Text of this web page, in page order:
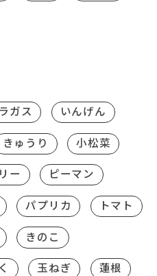
ガス いんげん
きゅうり 小松菜
ー ピーマン
パプリカ トマト
きのこ
玉ねぎ 蓮根